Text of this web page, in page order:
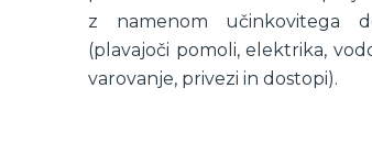
z namenom učinkovitega
(plavajoči pomoli, elektrika,
varovanje, privezi in dostopi).